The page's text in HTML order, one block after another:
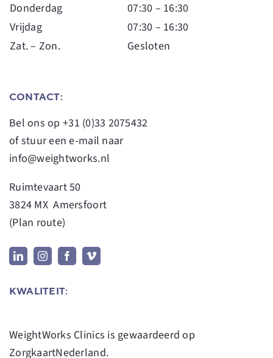
Donderdag
07:30 – 16:30
Vrijdag
07:30 – 16:30
Zat. – Zon.
Gesloten
CONTACT:
Bel ons op +31 (0)33 2075432
of stuur een e-mail naar
info@weightworks.nl
Ruimtevaart 50
3824 MX Amersfoort
(Plan route)
KWALITEIT:
WeightWorks Clinics is gewaardeerd op
ZorgkaartNederland.